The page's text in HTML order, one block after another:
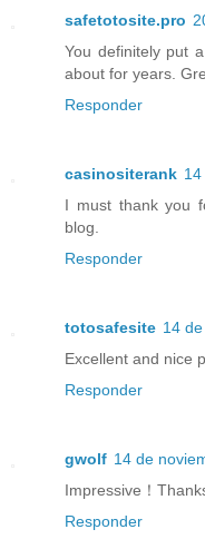
safetotosite.pro
You definitely put
about for years.
Responder
casinositerank
I must thank you
blog.
Responder
totosafesite 14
Excellent and nice
Responder
gwolf 14 de
Impressive！
Responder